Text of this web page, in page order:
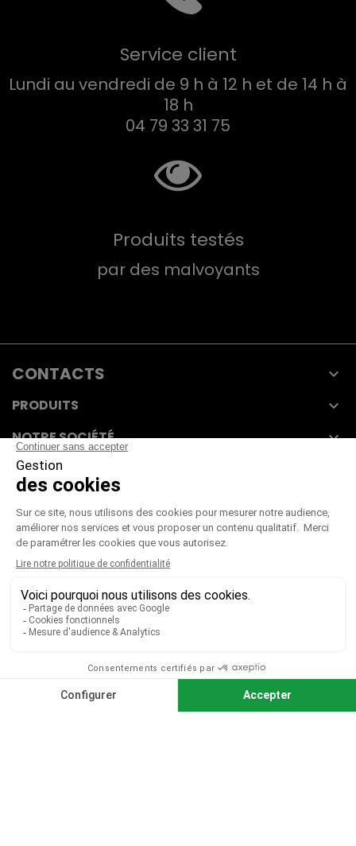
Service client
Lundi au vendredi de 9 h à 12 h et de 14 h à
18 h
04 79 33 31 75
Produits testés
par des malvoyants
CONTACTS 
PRODUITS 
NOTRE SOCIÉTÉ 
VOTRE COMPTE
CGV|CGU |Mentions légales
Paiement sécurisé
Télécharger notre catalogue
© 2026 TOUS DROITS RÉSERVÉS MIEUX VOIR